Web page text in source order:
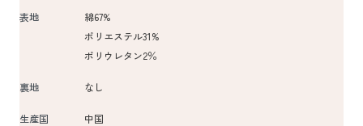
表地
綿67%
ポリエステル31%
ポリウレタン2％
裏地 なし
生産国 中国